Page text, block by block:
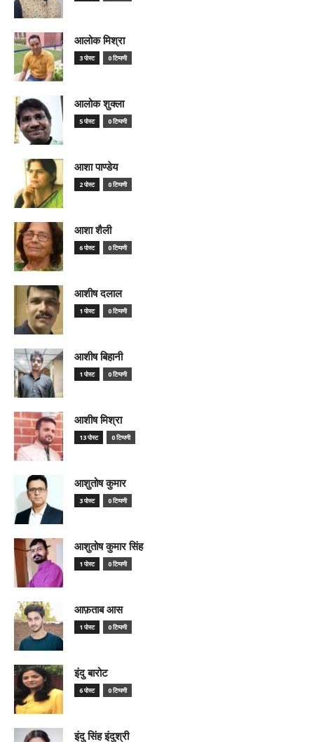
आलोक मिश्रा
3 पोस्ट 0 टिप्पणी
आलोक शुक्ला
5 पोस्ट 0 टिप्पणी
आशा पाण्डेय
2 पोस्ट 0 टिप्पणी
आशा शैली
6 पोस्ट 0 टिप्पणी
आशीष दलाल
1 पोस्ट 0 टिप्पणी
आशीष बिहानी
1 पोस्ट 0 टिप्पणी
आशीष मिश्रा
13 पोस्ट 0 टिप्पणी
आशुतोष कुमार
3 पोस्ट 0 टिप्पणी
आशुतोष कुमार सिंह
1 पोस्ट 0 टिप्पणी
आफ़ताब आस
1 पोस्ट 0 टिप्पणी
इंदु बारोट
6 पोस्ट 0 टिप्पणी
इंदु सिंह इंदुश्री